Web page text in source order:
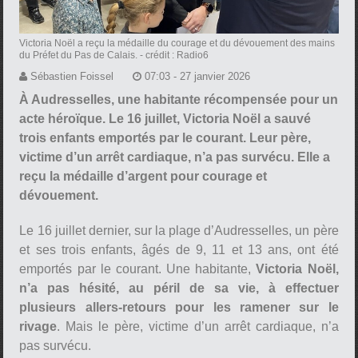
Victoria Noël a reçu la médaille du courage et du dévouement des mains
du Préfet du Pas de Calais. - crédit : Radio6
Sébastien Foissel 07:03 - 27 janvier 2026
À Audresselles, une habitante récompensée pour un
acte héroïque. Le 16 juillet, Victoria Noël a sauvé
trois enfants emportés par le courant. Leur père,
victime d’un arrêt cardiaque, n’a pas survécu. Elle a
reçu la médaille d’argent pour courage et
dévouement.
Le 16 juillet dernier, sur la plage d’Audresselles, un père
et ses trois enfants, âgés de 9, 11 et 13 ans, ont été
emportés par le courant. Une habitante,Victoria Noël,
n’a pas hésité, au péril de sa vie, à effectuer
plusieurs allers-retours pour les ramener sur le
rivage. Mais le père, victime d’un arrêt cardiaque, n’a
pas survécu.